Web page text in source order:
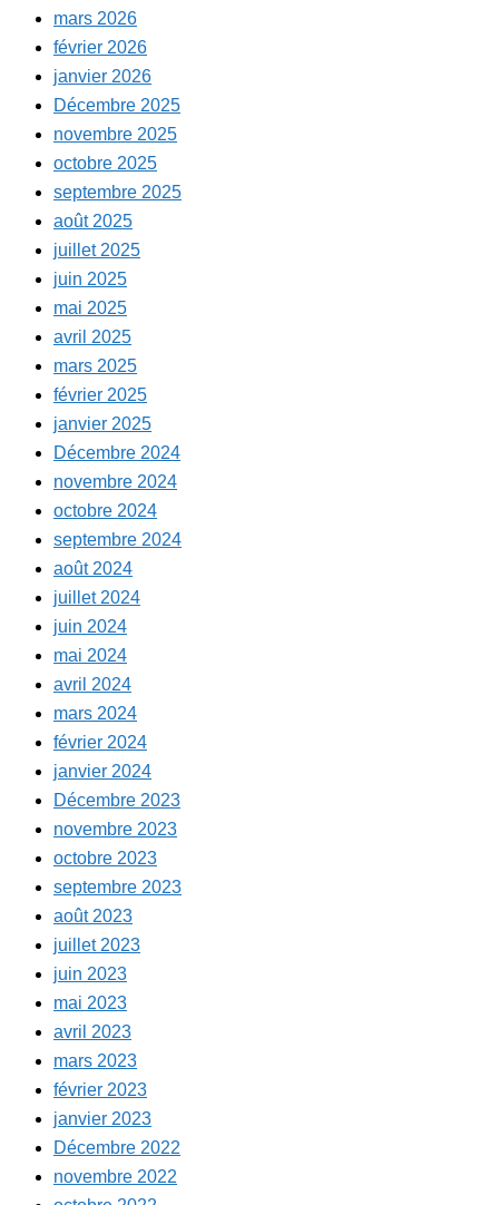
mars 2026
février 2026
janvier 2026
Décembre 2025
novembre 2025
octobre 2025
septembre 2025
août 2025
juillet 2025
juin 2025
mai 2025
avril 2025
mars 2025
février 2025
janvier 2025
Décembre 2024
novembre 2024
octobre 2024
septembre 2024
août 2024
juillet 2024
juin 2024
mai 2024
avril 2024
mars 2024
février 2024
janvier 2024
Décembre 2023
novembre 2023
octobre 2023
septembre 2023
août 2023
juillet 2023
juin 2023
mai 2023
avril 2023
mars 2023
février 2023
janvier 2023
Décembre 2022
novembre 2022